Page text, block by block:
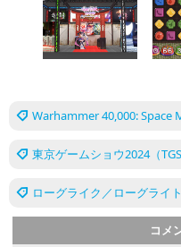
Warhammer 40,000: Space
東京ゲームショウ2024（
ローグライク／ローグライト
コメ